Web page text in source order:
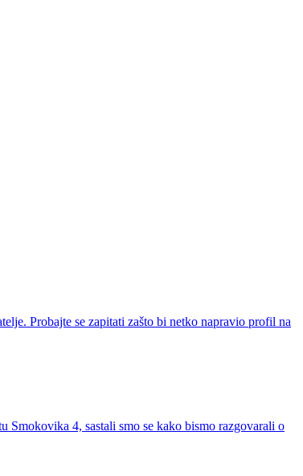
Probajte se zapitati zašto bi netko napravio profil na
Smokovika 4, sastali smo se kako bismo razgovarali o